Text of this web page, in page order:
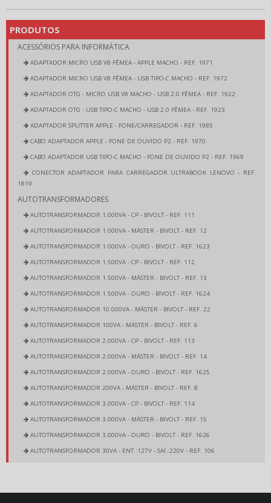
PRODUTOS
ACESSÓRIOS PARA INFORMÁTICA
ADAPTADOR MICRO USB V8 FÊMEA - APPLE MACHO - REF. 1971
ADAPTADOR MICRO USB V8 FÊMEA - USB TIPO-C MACHO - REF. 1972
ADAPTADOR OTG - MICRO USB V8 MACHO - USB 2.0 FÊMEA - REF. 1922
ADAPTADOR OTG - USB TIPO-C MACHO - USB 2.0 FÊMEA - REF. 1923
ADAPTADOR SPLITTER APPLE - FONE/CARREGADOR - REF. 1985
CABO ADAPTADOR APPLE - FONE DE OUVIDO P2 - REF. 1970
CABO ADAPTADOR USB TIPO-C MACHO - FONE DE OUVIDO P2 - REF. 1969
CONECTOR ADAPTADOR PARA CARREGADOR ULTRABOOK LENOVO - REF.
1819
AUTOTRANSFORMADORES
AUTOTRANSFORMADOR 1.000VA - CP - BIVOLT - REF. 111
AUTOTRANSFORMADOR 1.000VA - MÁSTER - BIVOLT - REF. 12
AUTOTRANSFORMADOR 1.000VA - OURO - BIVOLT - REF. 1623
AUTOTRANSFORMADOR 1.500VA - CP - BIVOLT - REF. 112
AUTOTRANSFORMADOR 1.500VA - MÁSTER - BIVOLT - REF. 13
AUTOTRANSFORMADOR 1.500VA - OURO - BIVOLT - REF. 1624
AUTOTRANSFORMADOR 10.000VA - MÁSTER - BIVOLT - REF. 22
AUTOTRANSFORMADOR 100VA - MÁSTER - BIVOLT - REF. 6
AUTOTRANSFORMADOR 2.000VA - CP - BIVOLT - REF. 113
AUTOTRANSFORMADOR 2.000VA - MÁSTER - BIVOLT - REF. 14
AUTOTRANSFORMADOR 2.000VA - OURO - BIVOLT - REF. 1625
AUTOTRANSFORMADOR 200VA - MÁSTER - BIVOLT - REF. 8
AUTOTRANSFORMADOR 3.000VA - CP - BIVOLT - REF. 114
AUTOTRANSFORMADOR 3.000VA - MÁSTER - BIVOLT - REF. 15
AUTOTRANSFORMADOR 3.000VA - OURO - BIVOLT - REF. 1626
AUTOTRANSFORMADOR 30VA - ENT.:127V - SAÍ.:220V - REF. 106